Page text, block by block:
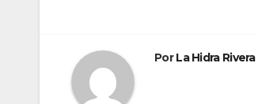
PorLa Hidra Rivera